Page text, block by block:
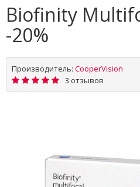
Biofinity
-20%
Производитель: CooperVision
3 отзывов